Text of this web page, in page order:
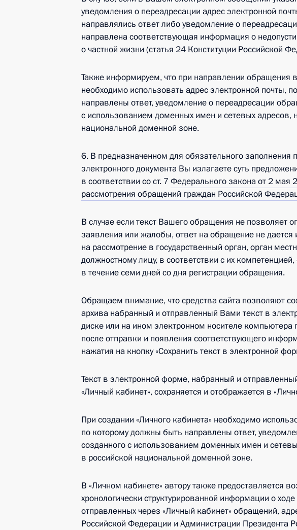
уведомления о переадресации адрес электронной
направлялись ответ либо уведомление о
направлена соответствующая информация о
о частной жизни (статья 24 Конституции Российской
Также информируем, что при направлении обращения
необходимо использовать адрес электронной почты,
направлены ответ, уведомление о переадресации
с использованием доменных имен и сетевых адресов,
национальной доменной зоне.
6. В предназначенном для обязательного заполнения
электронного документа Вы излагаете суть
в соответствии со ст. 7 Федерального закона от 2
рассмотрения обращений граждан Российской
В случае если текст Вашего обращения не позволяет
заявления или жалобы, ответ на обращение не
на рассмотрение в государственный орган, орган
должностному лицу, в соответствии с их
в течение семи дней со дня регистрации обращения.
Обращаем внимание, что средства сайта позволяют
архива набранный и отправленный Вами текст в
диске или на ином электронном носителе компьютера
после отправки и появления соответствующего
нажатия на кнопку «Сохранить текст в электронной
Текст в электронной форме, набранный и
«Личный кабинет», сохраняется и отображается в
При создании «Личного кабинета» необходимо
по которому должны быть направлены ответ,
созданного с использованием доменных имен и
в российской национальной доменной зоне.
В «Личном кабинете» автору также предоставляется
хронологически структурированной информации о
отправленных через «Личный кабинет» обращений,
Российской Федерации и Администрации Президента